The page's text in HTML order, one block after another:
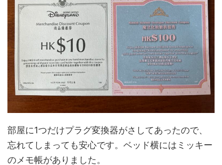
部屋に1つだけプラグ変換器がさしてあったので、
忘れてしまっても安心です。ベッド横にはミッキー
のメモ帳がありました。